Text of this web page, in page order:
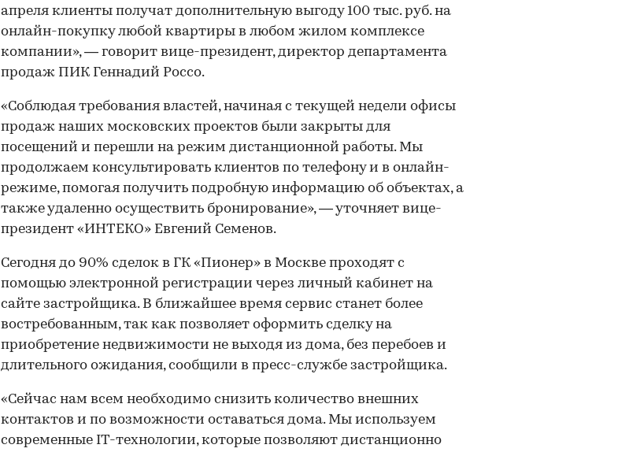
апреля клиенты получат дополнительную выгоду 100 тыс. руб. на
онлайн-покупку любой квартиры в любом жилом комплексе
компании», — говорит вице-президент, директор департамента
продаж ПИК Геннадий Россо.
«Соблюдая требования властей, начиная с текущей недели офисы
продаж наших московских проектов были закрыты для
посещений и перешли на режим дистанционной работы. Мы
продолжаем консультировать клиентов по телефону и в онлайн-
режиме, помогая получить подробную информацию об объектах, а
также удаленно осуществить бронирование», — уточняет вице-
президент «ИНТЕКО» Евгений Семенов.
Сегодня до 90% сделок в ГК «Пионер» в Москве проходят с
помощью электронной регистрации через личный кабинет на
сайте застройщика. В ближайшее время сервис станет более
востребованным, так как позволяет оформить сделку на
приобретение недвижимости не выходя из дома, без перебоев и
длительного ожидания, сообщили в пресс-службе застройщика.
«Сейчас нам всем необходимо снизить количество внешних
контактов и по возможности оставаться дома. Мы используем
современные IT-технологии, которые позволяют дистанционно